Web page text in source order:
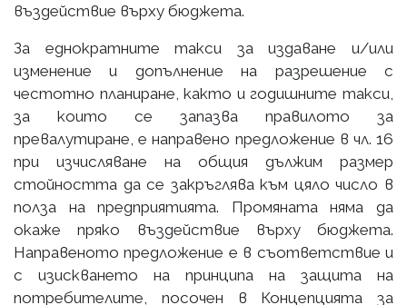
въздействие върху бюджета.
За еднократните такси за издаване и/или
изменение и допълнение на разрешение с
честотно планиране, както и годишните такси,
за които се запазва правилото за
превалутиране, е направено предложение в чл. 16
при изчисляване на общия дължим размер
стойността да се закръглява към цяло число в
полза на предприятията. Промяната няма да
окаже пряко въздействие върху бюджета.
Направеното предложение е в съответствие и
с изискването на принципа на защита на
потребителите, посочен в Концепцията за